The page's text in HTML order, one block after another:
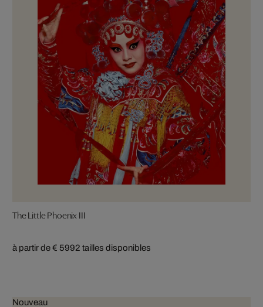
The Little Phoenix III
à partir de € 5992 tailles disponibles
Nouveau